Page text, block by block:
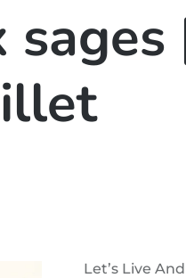
sages
Let’s Live